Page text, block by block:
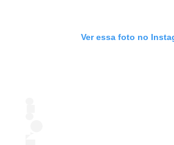
Ver essa foto no